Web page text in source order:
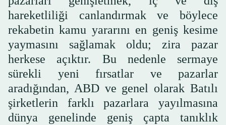
hareketliliği canlandırmak ve böylece
rekabetin kamu yararını en geniş kesime
yaymasını sağlamak oldu; zira pazar
herkese açıktır. Bu nedenle sermaye
sürekli yeni fırsatlar ve pazarlar
aradığından, ABD ve genel olarak Batılı
şirketlerin farklı pazarlara yayılmasına
dünya genelinde geniş çapta tanıklık